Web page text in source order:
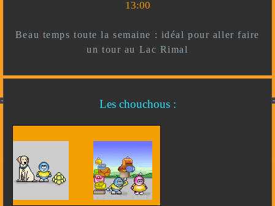
13:00
Beau temps toute la semaine : idéal pour aller faire
un tour au Lac Rimal
Les chouchous :